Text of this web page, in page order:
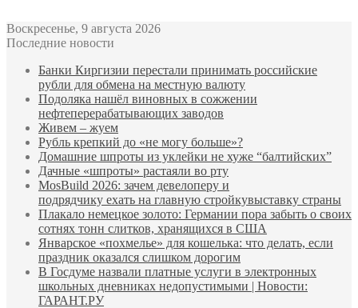
Воскресенье, 9 августа 2026
Последние новости
Банки Киргизии перестали принимать российские
рубли для обмена на местную валюту
Подоляка нашёл виновных в сожжении
нефтеперерабатывающих заводов
Живем – жуем
Рубль крепкий до «не могу больше»?
Домашние шпроты из уклейки не хуже “балтийских”
Дачные «шпроты» растаяли во рту
MosBuild 2026: зачем девелоперу и
подрядчиĸу ехать на главную стройĸувыставĸу страны
Плакало немецкое золото: Германии пора забыть о своих
сотнях тонн слитков, хранящихся в США
Январское «похмелье» для кошелька: что делать, если
праздник оказался слишком дорогим
В Госдуме назвали платные услуги в электронных
школьных дневниках недопустимыми | Новости:
ГАРАНТ.РУ